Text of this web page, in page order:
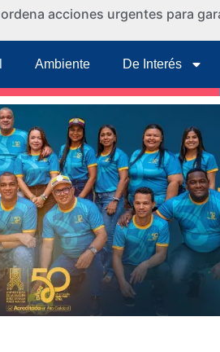
acciones urgentes para
Ambiente De Interés